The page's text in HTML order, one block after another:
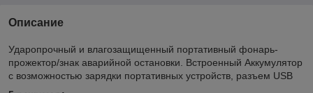
Описание
Ударопрочный и влагозащищенный портативный фонарь-
прожектор/знак аварийной остановки. Встроенный Аккумулятор
с возможностью зарядки портативных устройств, разъем USB